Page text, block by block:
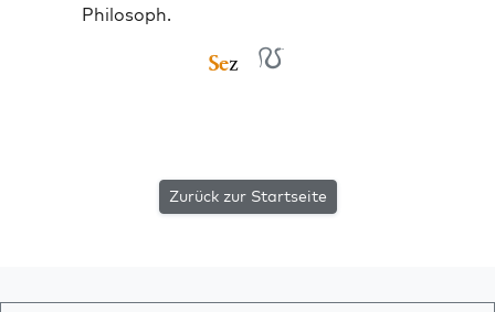
Philosoph.
Zurück zur Startseite